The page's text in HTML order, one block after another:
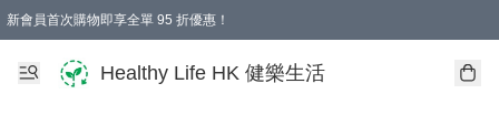
新會員首次購物即享全單 95 折優惠！
Healthy Life HK 健樂生活